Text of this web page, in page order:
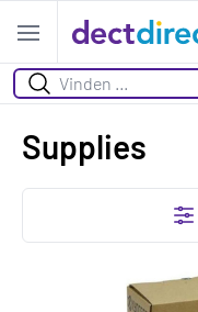
Open menu
Suchen
Supplies